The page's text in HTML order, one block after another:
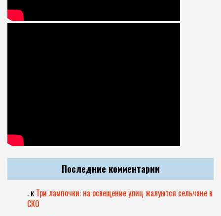
Последние комментарии
. к Три лампочки: на освещение улиц жалуются сельчане в
СКО